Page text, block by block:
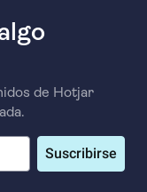
de Hotjar
Suscribirse